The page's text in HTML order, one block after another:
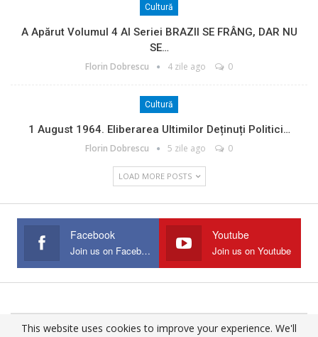
Cultură
A Apărut Volumul 4 Al Seriei BRAZII SE FRÂNG, DAR NU
SE…
Florin Dobrescu 4 zile ago 0
Cultură
1 August 1964. Eliberarea Ultimilor Deținuți Politici…
Florin Dobrescu 5 zile ago 0
LOAD MORE POSTS
Facebook
Join us on Facebook
Youtube
Join us on Youtube
This website uses cookies to improve your experience. We'll